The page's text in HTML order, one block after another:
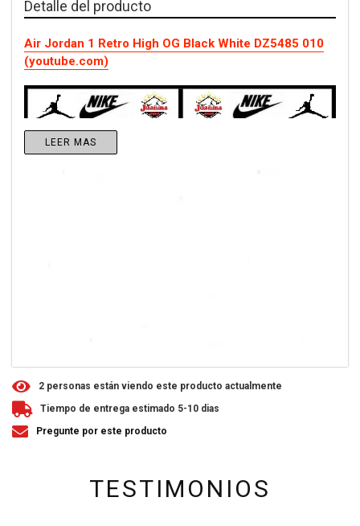
Detalle del producto
Air Jordan 1 Retro High OG Black White DZ5485 010
(youtube.com)
LEER MAS
2 personas están viendo este producto actualmente
Tiempo de entrega estimado 5-10 dias
Pregunte por este producto
TESTIMONIOS